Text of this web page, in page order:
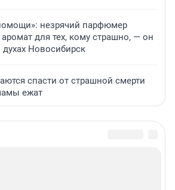
незрячий парфюмер
для тех, кому страшно, — он
Новосибирск
спасти от страшной смерти
ежат